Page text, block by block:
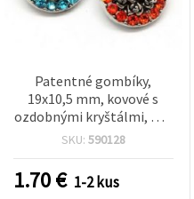
Patentné gombíky,
19x10,5 mm, kovové s
ozdobnými kryštálmi, mix
farieb
SKU: 590128
1.70€ 1-2 kus